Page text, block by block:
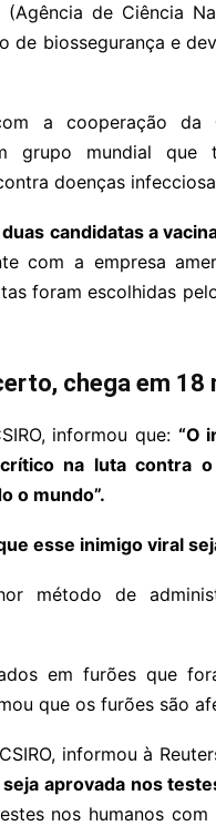
(Agência de Ciência
de biossegurança e
a cooperação da
grupo mundial
doenças
candidatas a
com a empresa
foram escolhidas
chega em 18
informou que: “O
na luta contra o
o mundo”.
esse inimigo viral
método de
em furões que
que os furões são
informou à
aprovada nos
nos humanos